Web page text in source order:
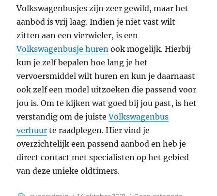
Volkswagenbusjes zijn zeer gewild, maar het
aanbod is vrij laag. Indien je niet vast wilt
zitten aan een vierwieler, is een
Volkswagenbusje huren ook mogelijk. Hierbij
kun je zelf bepalen hoe lang je het
vervoersmiddel wilt huren en kun je daarnaast
ook zelf een model uitzoeken die passend voor
jou is. Om te kijken wat goed bij jou past, is het
verstandig om de juisteVolkswagenbus
verhuur te raadplegen. Hier vind je
overzichtelijk een passend aanbod en heb je
direct contact met specialisten op het gebied
van deze unieke oldtimers.